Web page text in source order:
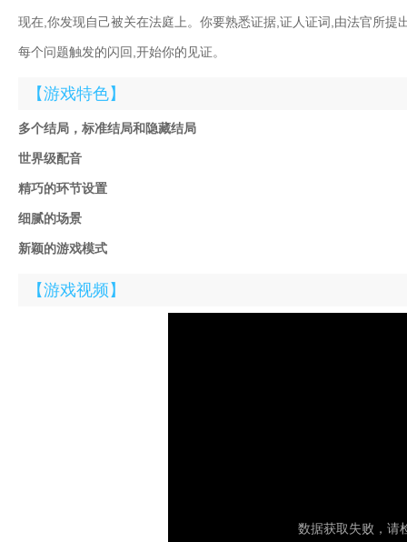
现在,你发现自己被关在法庭上。你要熟悉证据,证人证词,由法官所提
每个问题触发的闪回,开始你的见证。
【游戏特色】
多个结局，标准结局和隐藏结局
世界级配音
精巧的环节设置
细腻的场景
新颖的游戏模式
【游戏视频】